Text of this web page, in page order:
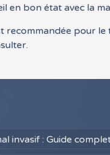
bon état avec la
pour le
invasif : Guide